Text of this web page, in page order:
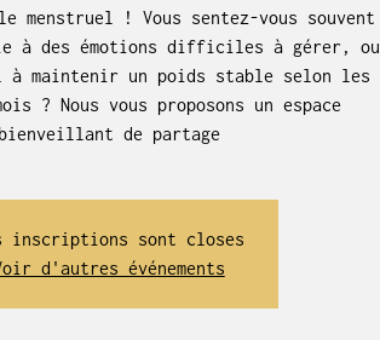
menstruel ! Vous sentez-vous souvent
à des émotions difficiles à gérer, ou
à maintenir un poids stable selon les
? Nous vous proposons un espace
inscriptions sont closes
d'autres événements